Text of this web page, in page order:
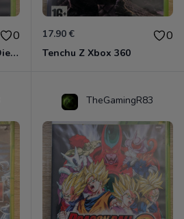
0
Dark Souls Prepare to Die Edition XBOX 360
17.90 € 0
Tenchu Z Xbox 360
TheGamingR83